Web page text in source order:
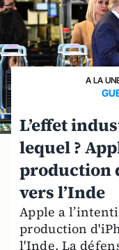
A LA
L’effet
lequel ?
production
vers l’Inde
Apple a
production
l'Inde. La